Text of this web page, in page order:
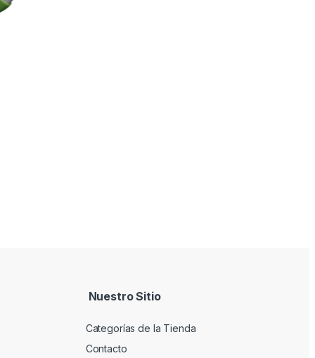
Nuestro Sitio
Categorías de la Tienda
Contacto